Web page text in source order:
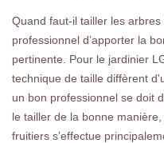
Quand faut-il tailler les
professionnel d’apporter la
pertinente. Pour le jardinier
technique de taille diffèrent
un bon professionnel se doit
le tailler de la bonne
fruitiers s’effectue